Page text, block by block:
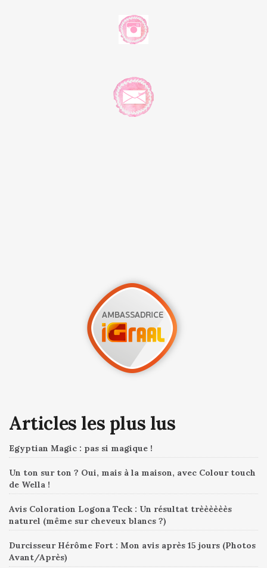
Articles les plus lus
Egyptian Magic : pas si magique !
Un ton sur ton ? Oui, mais à la maison, avec Colour touch
de Wella !
Avis Coloration Logona Teck : Un résultat trèèèèèès
naturel (même sur cheveux blancs ?)
Durcisseur Hérôme Fort : Mon avis après 15 jours (Photos
Avant/Après)